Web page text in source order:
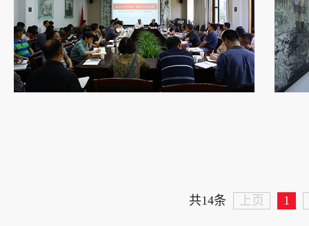
共14条 上页 1